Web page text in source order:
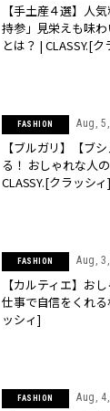
【手土産４選】人
持参」見栄えも味
とは？ | CLASSY.[
FASHION Aug,
【ブルガリ】【ブ
る！ おしゃれな人
CLASSY.[クラッシィ]
FASHION Aug,
【カルティエ】お
仕事で自信をくれる
ッシィ]
FASHION Aug,